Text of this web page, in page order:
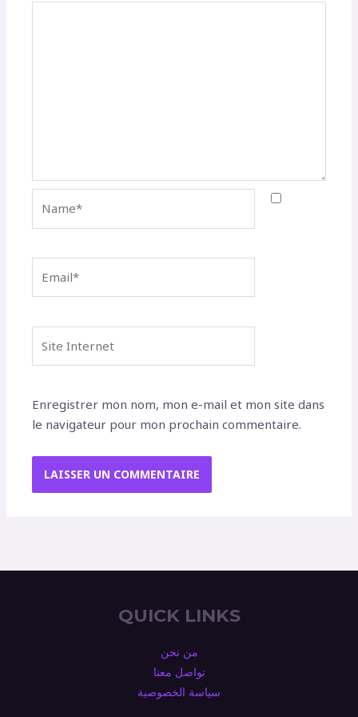
Internet
Enregistrer mon nom, mon e-mail et mon site dans
le navigateur pour mon prochain commentaire.
QUICK LINKS
من نحن
تواصل معنا
سياسة الخصوصية